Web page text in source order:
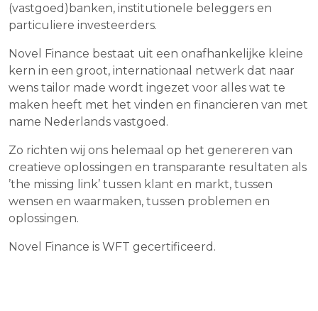
(vastgoed)banken, institutionele beleggers en
particuliere investeerders.
Novel Finance bestaat uit een onafhankelijke kleine
kern in een groot, internationaal netwerk dat naar
wens tailor made wordt ingezet voor alles wat te
maken heeft met het vinden en financieren van met
name Nederlands vastgoed.
Zo richten wij ons helemaal op het genereren van
creatieve oplossingen en transparante resultaten als
’the missing link’ tussen klant en markt, tussen
wensen en waarmaken, tussen problemen en
oplossingen.
Novel Finance is WFT gecertificeerd.